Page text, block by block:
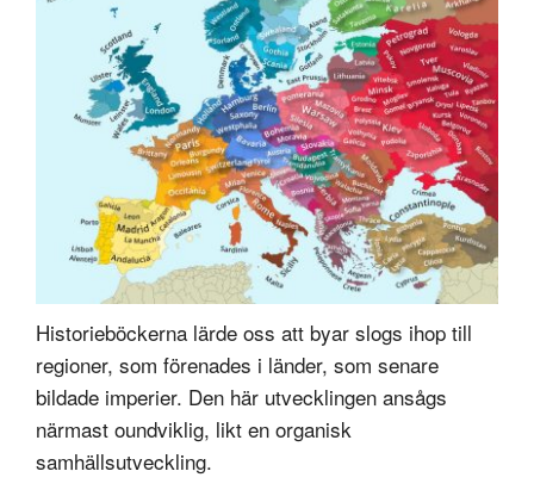
Historieböckerna lärde oss att byar slogs ihop till
regioner, som förenades i länder, som senare
bildade imperier. Den här utvecklingen ansågs
närmast oundviklig, likt en organisk
samhällsutveckling.